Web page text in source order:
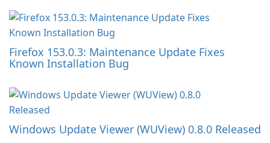
Firefox 153.0.3: Maintenance Update Fixes
Known Installation Bug
Windows Update Viewer (WUView) 0.8.0 Released